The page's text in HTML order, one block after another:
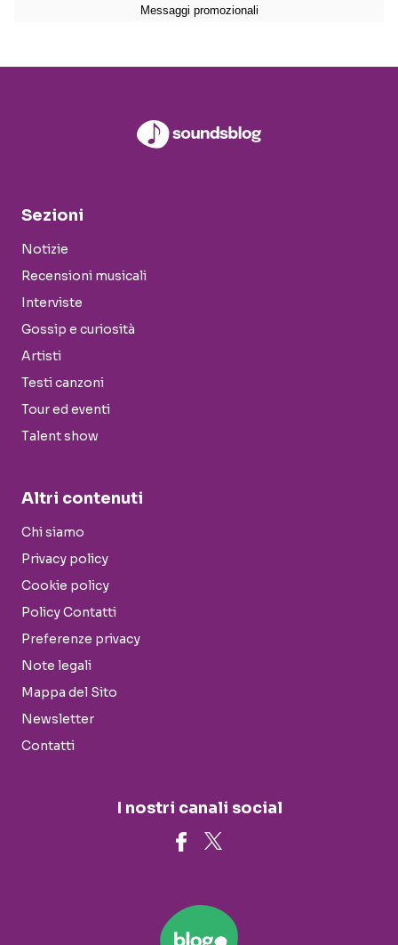
Sezioni
Notizie
Recensioni musicali
Interviste
Gossip e curiosità
Artisti
Testi canzoni
Tour ed eventi
Talent show
Altri contenuti
Chi siamo
Privacy policy
Cookie policy
Policy Contatti
Preferenze privacy
Note legali
Mappa del Sito
Newsletter
Contatti
I nostri canali social